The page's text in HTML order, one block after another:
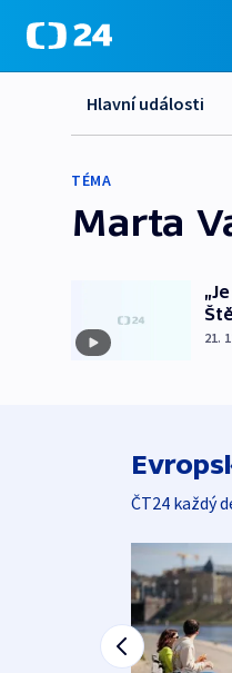
Hlavní události
TÉMA
Marta
21.
ČT24 každý